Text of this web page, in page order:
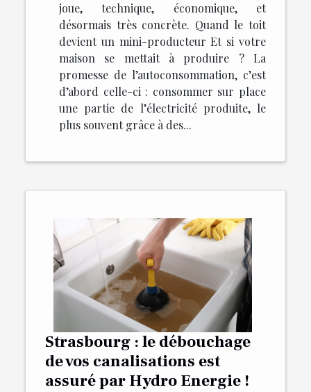
joue, technique, économique, et
désormais très concrète. Quand le toit
devient un mini-producteur Et si votre
maison se mettait à produire ? La
promesse de l’autoconsommation, c’est
d’abord celle-ci : consommer sur place
une partie de l’électricité produite, le
plus souvent grâce à des...
Strasbourg : le débouchage
de vos canalisations est
assuré par Hydro Energie !